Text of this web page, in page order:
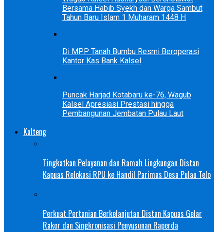
Bersama Habib Syekh dan Warga Sambut
Tahun Baru Islam 1 Muharam 1448 H
Di MPP Tanah Bumbu Resmi Beroperasi
Kantor Kas Bank Kalsel
Puncak Harjad Kotabaru ke-76, Wagub
Kalsel Apresiasi Prestasi hingga
Pembangunan Jembatan Pulau Laut
Kalteng
Tingkatkan Pelayanan dan Ramah Lingkungan Distan
Kapuas Relokasi RPU ke Handil Parimas Desa Pulau Telo
Perkuat Pertanian Berkelanjutan Distan Kapuas Gelar
Rakor dan Singkronisasi Penyusunan Raperda